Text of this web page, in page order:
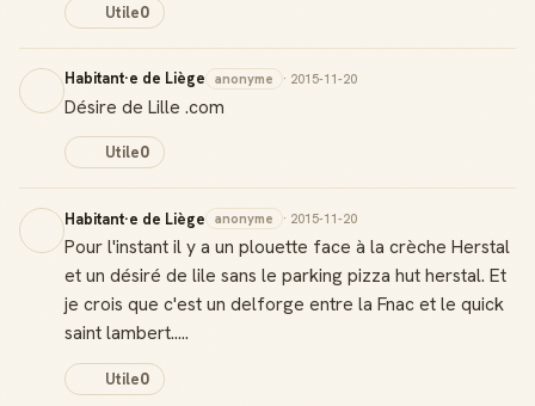
Utile0
Habitant·e de Liège anonyme · 2015-11-20
Désire de Lille .com
Utile0
Habitant·e de Liège anonyme · 2015-11-20
Pour l'instant il y a un plouette face à la crèche Herstal
et un désiré de lile sans le parking pizza hut herstal. Et
je crois que c'est un delforge entre la Fnac et le quick
saint lambert.....
Utile0